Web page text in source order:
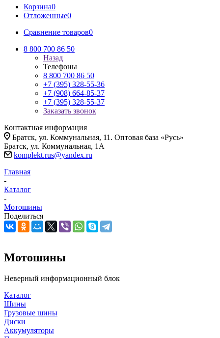
Корзина0
Отложенные0
Сравнение товаров0
8 800 700 86 50
Назад
Телефоны
8 800 700 86 50
+7 (395) 328-55-36
+7 (908) 664-85-37
+7 (395) 328-55-37
Заказать звонок
Контактная информация
Братск, ул. Коммунальная, 11. Оптовая база «Русь»
Братск, ул. Коммунальная, 1А
komplekt.rus@yandex.ru
Главная
-
Каталог
-
Мотошины
Поделиться
Мотошины
Неверный информационный блок
Каталог
Шины
Грузовые шины
Диски
Аккумуляторы